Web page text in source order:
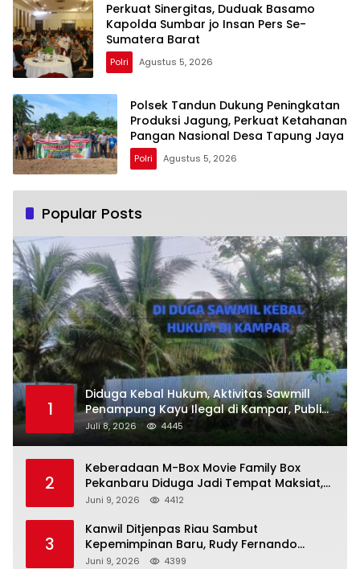
Perkuat Sinergitas, Duduak Basamo
Kapolda Sumbar jo Insan Pers Se-
Sumatera Barat
Polri Agustus 5, 2026
Polsek Tandun Dukung Peningkatan
Produksi Jagung, Perkuat Ketahanan
Pangan Nasional Desa Tapung Jaya
Polri Agustus 5, 2026
Popular Posts
1
Diduga Kebal Hukum, Aktivitas Sawmill
Penampung Kayu Ilegal di Kampar, Publik
Soroti Komitmen Penegakan Hukum Polres
Juli 8, 2026 4445
2
Keberadaan M-Box Movie Family Box
Pekanbaru Diduga Jadi Tempat Maksiat,
Warga Resah Minta Pemerintah Lakukan
Juni 9, 2026 4412
3
Kanwil Ditjenpas Riau Sambut
Kepemimpinan Baru, Rudy Fernando
Sianturi Resmi Menjabat Kakanwil
Juni 9, 2026 4399